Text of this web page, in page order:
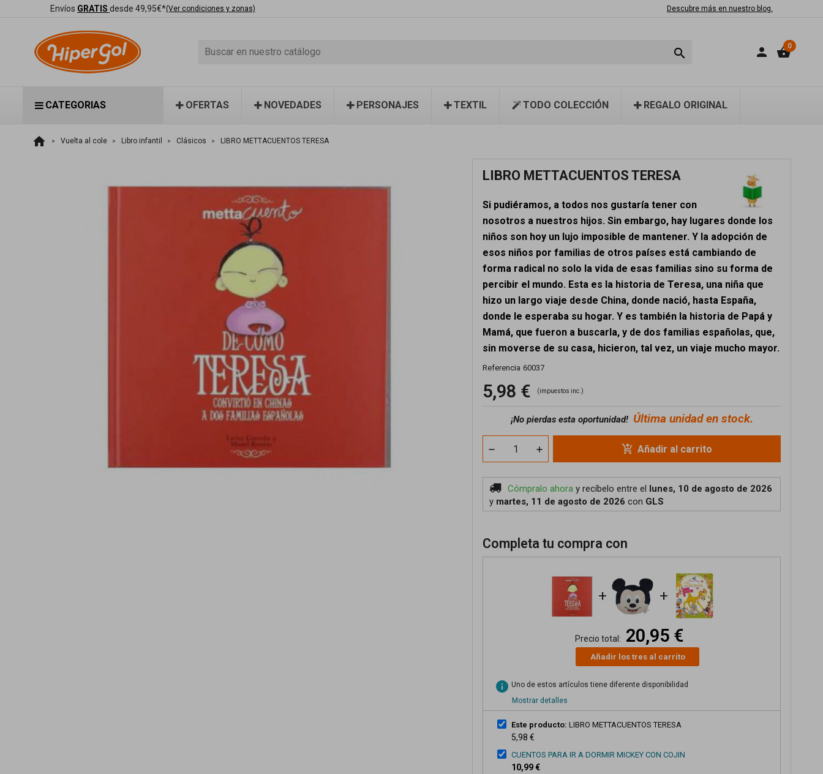
Envíos GRATIS desde 49,95€*(Ver condiciones y zonas) Descubre más en nuestro blog.
 person shopping_basket0
CATEGORIAS OFERTAS NOVEDADES PERSONAJES TEXTIL TODO COLECCIÓN REGALO ORIGINAL
home Vuelta al cole Libro infantil Clásicos LIBRO METTACUENTOS TERESA
LIBRO METTACUENTOS TERESA
Si pudiéramos, a todos nos gustaría tener con
nosotros a nuestros hijos. Sin embargo, hay lugares donde los
niños son hoy un lujo imposible de mantener. Y la adopción de
esos niños por familias de otros países está cambiando de
forma radical no solo la vida de esas familias sino su forma de
percibir el mundo. Esta es la historia de Teresa, una niña que
hizo un largo viaje desde China, donde nació, hasta España,
donde le esperaba su hogar. Y es también la historia de Papá y
Mamá, que fueron a buscarla, y de dos familias españolas, que,
sin moverse de su casa, hicieron, tal vez, un viaje mucho mayor.
Referencia 60037
5,98 € (impuestos inc.)
¡No pierdas esta oportunidad! Última unidad en stock.
add_shopping_cart Añadir al carrito
Cómpralo ahoray recíbeloentre el lunes, 10 de agosto de 2026
y martes, 11 de agosto de 2026 con GLS
Completa tu compra con
+ +
Precio total: 20,95 €
Añadir los tres al carrito
info Uno de estos artículos tiene diferente disponibilidad
Mostrar detalles
Este producto: LIBRO METTACUENTOS TERESA
5,98 €
CUENTOS PARA IR A DORMIR MICKEY CON COJIN
10,99 €